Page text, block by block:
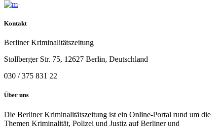
Kontakt
Berliner Kriminalitätszeitung
Stollberger Str. 75, 12627 Berlin, Deutschland
030 / 375 831 22
Über uns
Die Berliner Kriminalitätszeitung ist ein Online-Portal rund um die
Themen Kriminalität, Polizei und Justiz auf Berliner und